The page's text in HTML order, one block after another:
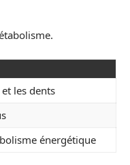
les dents
énergétique